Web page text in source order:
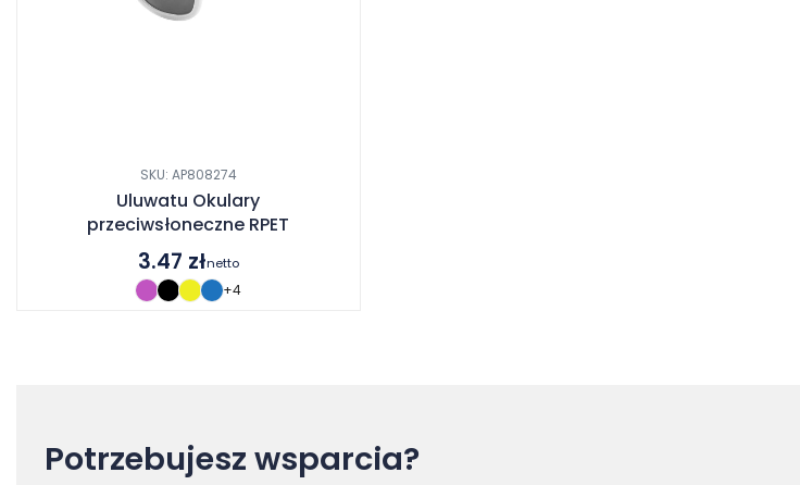
SKU: AP808274
Uluwatu Okulary
przeciwsłoneczne RPET
3.47 złnetto
+4
Potrzebujesz wsparcia?